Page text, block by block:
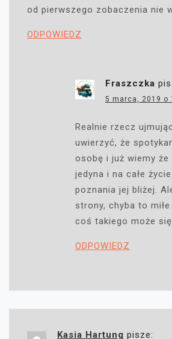
od pierwszego zobaczenia nie
ODPOWIEDZ
Fraszczka
5 marca, 2019 o
Realnie rzecz
uwierzyć, że
osobę i już wiemy
jedyna i na całe
poznania jej bliżej.
strony, chyba to
coś takiego może
ODPOWIEDZ
Kasia Hartung pisze: